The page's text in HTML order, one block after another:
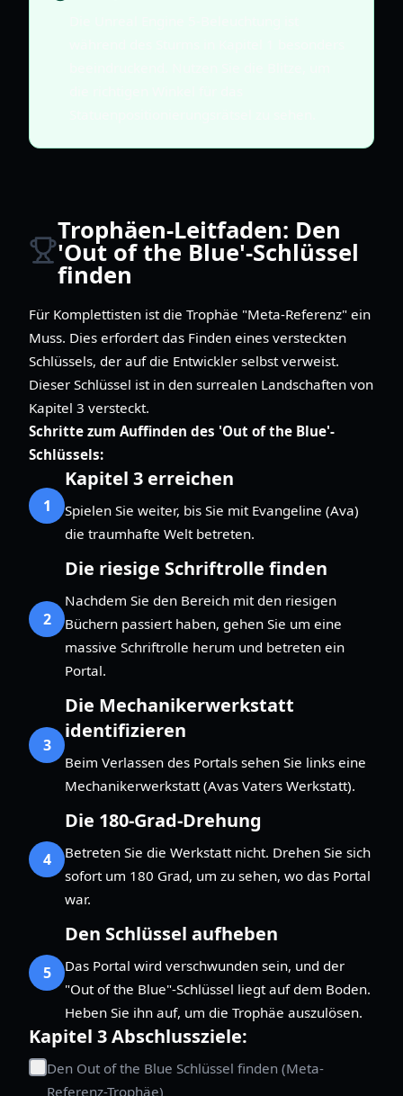
Trophäen-Leitfaden: Den
'Out of the Blue'-Schlüssel
finden
Für Komplettisten ist die Trophäe "Meta-Referenz" ein
Muss. Dies erfordert das Finden eines versteckten
Schlüssels, der auf die Entwickler selbst verweist.
Dieser Schlüssel ist in den surrealen Landschaften von
Kapitel 3 versteckt.
Schritte zum Auffinden des 'Out of the Blue'-
Schlüssels:
1
Kapitel 3 erreichen
Spielen Sie weiter, bis Sie mit Evangeline (Ava)
die traumhafte Welt betreten.
2
Die riesige Schriftrolle finden
Nachdem Sie den Bereich mit den riesigen
Büchern passiert haben, gehen Sie um eine
massive Schriftrolle herum und betreten ein
Portal.
3
Die Mechanikerwerkstatt
identifizieren
Beim Verlassen des Portals sehen Sie links eine
Mechanikerwerkstatt (Avas Vaters Werkstatt).
4
Die 180-Grad-Drehung
Betreten Sie die Werkstatt nicht. Drehen Sie sich
sofort um 180 Grad, um zu sehen, wo das Portal
war.
5
Den Schlüssel aufheben
Das Portal wird verschwunden sein, und der
"Out of the Blue"-Schlüssel liegt auf dem Boden.
Heben Sie ihn auf, um die Trophäe auszulösen.
Kapitel 3 Abschlussziele:
Den Out of the Blue Schlüssel finden (Meta-
Referenz-Trophäe)